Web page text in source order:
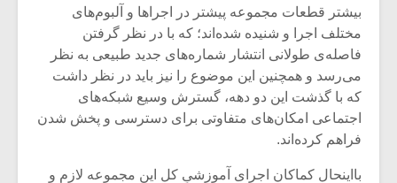
بیشتر قطعات مجموعه پیشتر در اجراها و آلبوم‌های
مختلف اجرا و شنیده شده‌اند؛ که با در نظر گرفتن
فاصله‌ی طولانی انتشار شماره‌های جدید طبیعی به نظر
می‌رسد و همچنین این موضوع را نیز باید در نظر داشت
که با گذشت این دو دهه، گسترش وسیع شبکه‌های
اجتماعی امکان‌های متفاوتی برای دسترسی و پخش شدن
فراهم کرده‌اند.
بااینحال کماکان اجرای آموزشیِ کلِ این مجموعه لازم و